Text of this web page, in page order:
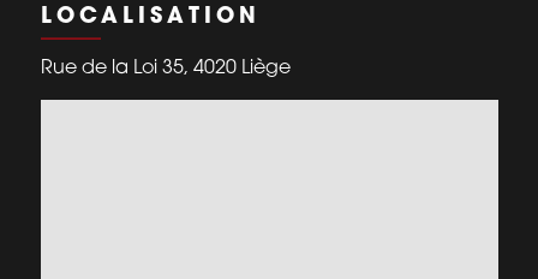
LOCALISATION
Rue de la Loi 35, 4020 Liège